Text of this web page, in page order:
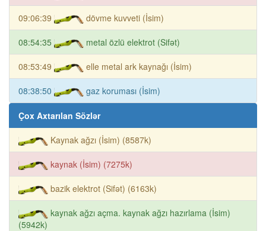
09:06:39 dövme kuvveti (İsim)
08:54:35 metal özlü elektrot (Sifət)
08:53:49 elle metal ark kaynağı (İsim)
08:38:50 gaz koruması (İsim)
Çox Axtarılan Sözlər
Kaynak ağzı (İsim) (8587k)
kaynak (İsim) (7275k)
bazik elektrot (Sifət) (6163k)
kaynak ağzı açma. kaynak ağzı hazırlama (İsim)
(5942k)